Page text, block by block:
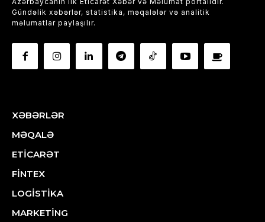
Gündəlik xəbərlər, statistika, məqalələr və analitik
məlumatlar paylaşılır.
XƏBƏRLƏR
MƏQALƏ
ETİCARƏT
FİNTEX
LOGİSTİKA
MARKETİNG